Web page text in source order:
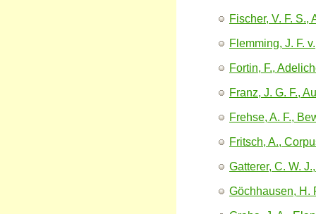
Fischer, V. F.
Flemming, J. F.
Fortin, F.,
Franz, J. G. F.,
Frehse, A. F.,
Fritsch, A.,
Gatterer, C. W.
Göchhausen, H.